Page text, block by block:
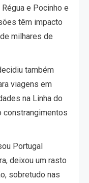
e Pocinho e
têm impacto
milhares de
também
viagens em
na Linha do
constrangimentos
Portugal
deixou um rasto
sobretudo nas